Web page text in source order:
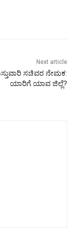
Next article
ಸಚಿವರ ನೇಮಕ:
ಯಾರಿಗೆ ಯಾವ ಜಿಲ್ಲೆ?